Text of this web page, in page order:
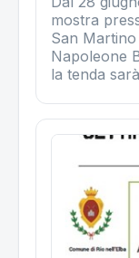
mostra
San
Napoleone
la tenda